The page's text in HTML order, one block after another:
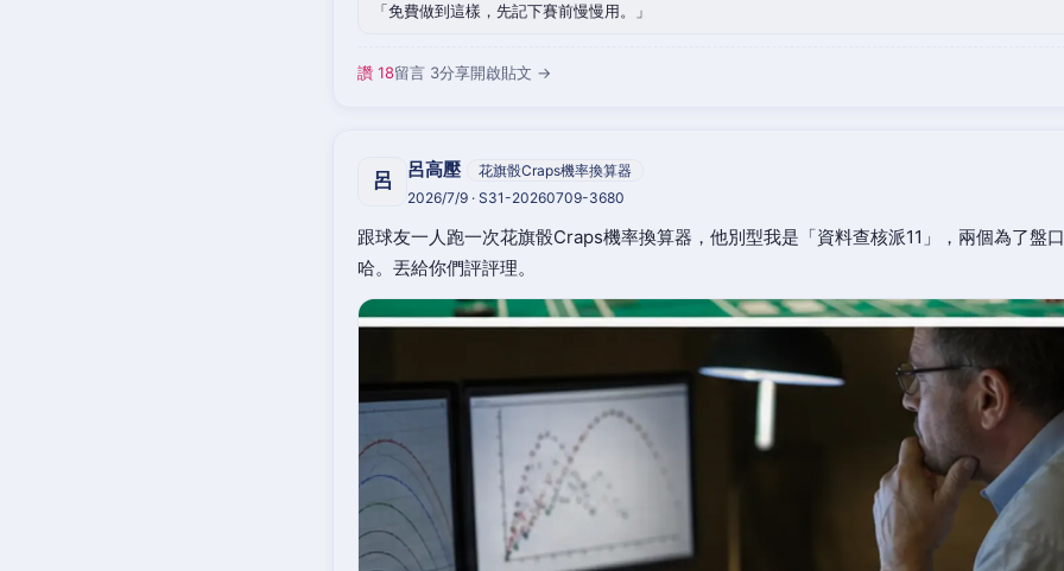
免費做到這樣，先記下賽前慢慢用。
讚 18留言 3分享開啟貼文 →
呂 呂高壓
花旗骰Craps機率換算器
2026/7/9 · S31-20260709-3680
跟球友一人跑一次花旗骰Craps機率換算器，他別型我是「資料查核派11」，兩個為了盤
哈。丟給你們評評理。